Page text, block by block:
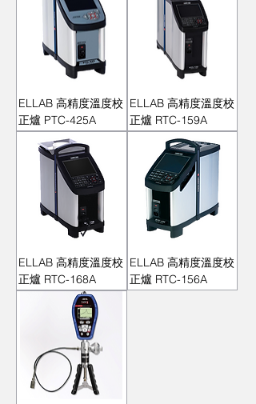
ELLAB 高精度溫度校
正爐 PTC-425A
ELLAB 高精度溫度校
正爐 RTC-159A
ELLAB 高精度溫度校
正爐 RTC-168A
ELLAB 高精度溫度校
正爐 RTC-156A